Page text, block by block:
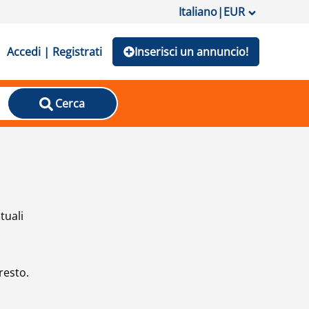
Italiano|EUR
Accedi | Registrati Inserisci un annuncio!
Cerca